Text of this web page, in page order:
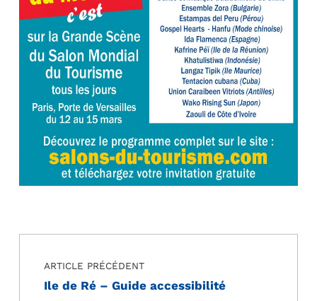
Skip back to main navigation
Navigation de l’article
ARTICLE PRÉCÉDENT
Ile de Ré – Guide accessibilité